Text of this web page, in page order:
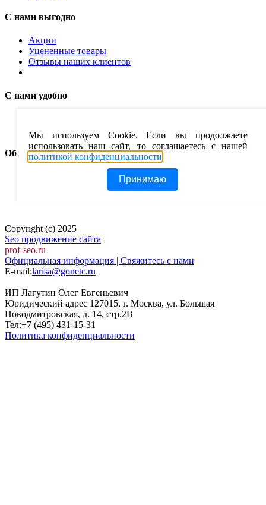
С нами выгодно
Акции
Уцененные товары
Отзывы наших клиентов
С нами удобно
Покупка в кредит
Обратная связь
Оставить отзыв ( помогите нам стать лучше)
Copyright (c) 2025
Seo продвижение сайта
prof-seo.ru
Официальная информация | Свяжитесь с нами
E-mail:larisa@gonetc.ru
ИП Лагутин Олег Евгеньевич
Юридический адрес 127015, г. Москва, ул. Большая
Новодмитровская, д. 14, стр.2B
Тел:+7 (495) 431-15-31
Политика конфиденциальности
Мы используем Cookie. Если вы продолжаете
использовать наш сайт, то соглашаетесь с нашей
политикой конфиденциальности
Принимаю